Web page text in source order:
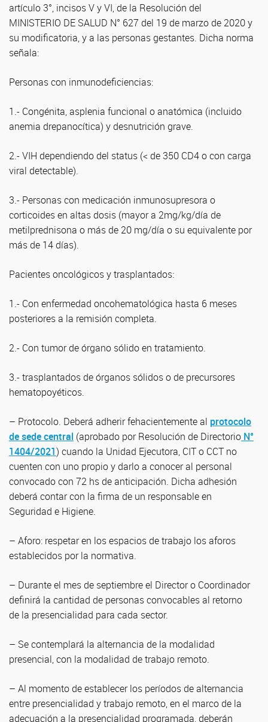
artículo 3°, incisos V y VI, de la Resolución del
MINISTERIO DE SALUD N° 627 del 19 de marzo de 2020 y
su modificatoria, y a las personas gestantes. Dicha norma
señala:
Personas con inmunodeficiencias:
1.- Congénita, asplenia funcional o anatómica (incluido
anemia drepanocítica) y desnutrición grave.
2.- VIH dependiendo del status (< de 350 CD4 o con carga
viral detectable).
3.- Personas con medicación inmunosupresora o
corticoides en altas dosis (mayor a 2mg/kg/día de
metilprednisona o más de 20 mg/día o su equivalente por
más de 14 días).
Pacientes oncológicos y trasplantados:
1.- Con enfermedad oncohematológica hasta 6 meses
posteriores a la remisión completa.
2.- Con tumor de órgano sólido en tratamiento.
3.- trasplantados de órganos sólidos o de precursores
hematopoyéticos.
– Protocolo. Deberá adherir fehacientemente al protocolo
de sede central (aprobado por Resolución de Directorio N°
1404/2021) cuando la Unidad Ejecutora, CIT o CCT no
cuenten con uno propio y darlo a conocer al personal
convocado con 72 hs de anticipación. Dicha adhesión
deberá contar con la firma de un responsable en
Seguridad e Higiene.
– Aforo: respetar en los espacios de trabajo los aforos
establecidos por la normativa.
– Durante el mes de septiembre el Director o Coordinador
definirá la cantidad de personas convocables al retorno
de la presencialidad para cada sector.
– Se contemplará la alternancia de la modalidad
presencial, con la modalidad de trabajo remoto.
– Al momento de establecer los períodos de alternancia
entre presencialidad y trabajo remoto, en el marco de la
adecuación a la presencialidad programada, deberán